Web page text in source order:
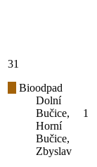
31
Bioodpad
Dolní
Bučice,
Horní
Bučice,
Zbyslav
1